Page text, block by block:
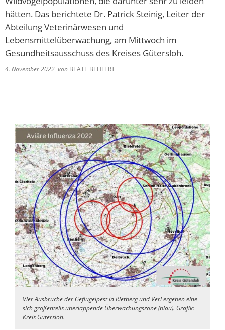
hätten. Das berichtete Dr. Patrick Steinig, Leiter der
Abteilung Veterinärwesen und
Lebensmittelüberwachung, am Mittwoch im
Gesundheitsausschuss des Kreises Gütersloh.
4. November 2022 von BEATE BEHLERT
Vier Ausbrüche der Geflügelpest in Rietberg und Verl ergeben eine
sich großenteils überlappende Überwachungszone (blau). Grafik:
Kreis Gütersloh.